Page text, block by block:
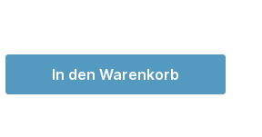
In den Warenkorb